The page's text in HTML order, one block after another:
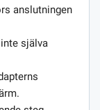
anslutningen
själva